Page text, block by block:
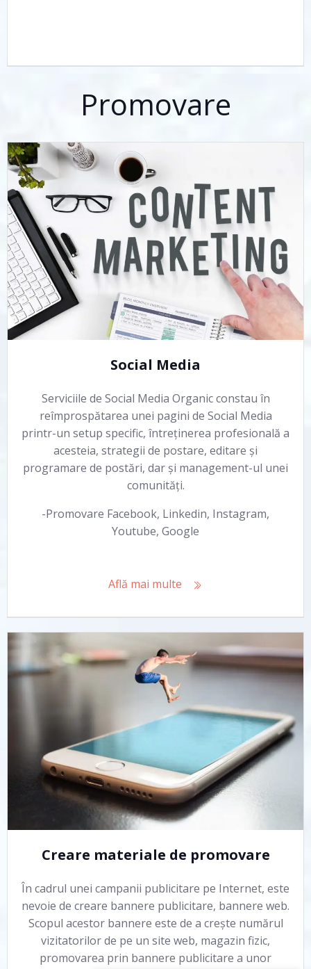
Promovare
Social Media
Serviciile de Social Media Organic constau în
reîmprospătarea unei pagini de Social Media
printr-un setup specific, întreținerea profesională a
acesteia, strategii de postare, editare și
programare de postări, dar și management-ul unei
comunități.
-Promovare Facebook, Linkedin, Instagram,
Youtube, Google
Află mai multe
Creare materiale de promovare
În cadrul unei campanii publicitare pe Internet, este
nevoie de creare bannere publicitare, bannere web.
Scopul acestor bannere este de a crește numărul
vizitatorilor de pe un site web, magazin fizic,
promovarea prin bannere publicitare a unor